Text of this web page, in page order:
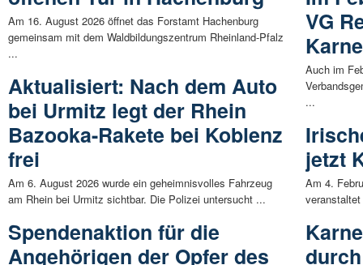
Am 16. August 2026 öffnet das Forstamt Hachenburg
gemeinsam mit dem Waldbildungszentrum Rheinland-Pfalz
...
Aktualisiert: Nach dem Auto
bei Urmitz legt der Rhein
Bazooka-Rakete bei Koblenz
frei
Am 6. August 2026 wurde ein geheimnisvolles Fahrzeug
am Rhein bei Urmitz sichtbar. Die Polizei untersucht ...
Spendenaktion für die
Angehörigen der Opfer des
VG
Auch im
...
jetzt
Am 4.